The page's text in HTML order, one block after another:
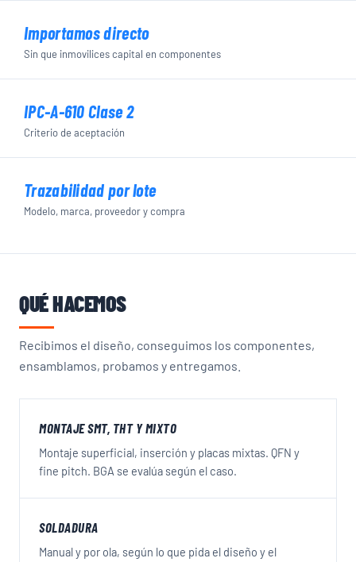
Importamos directo
Sin que inmovilices capital en componentes
IPC-A-610 Clase 2
Criterio de aceptación
Trazabilidad por lote
Modelo, marca, proveedor y compra
QUÉ HACEMOS
Recibimos el diseño, conseguimos los componentes,
ensamblamos, probamos y entregamos.
MONTAJE SMT, THT Y MIXTO
Montaje superficial, inserción y placas mixtas. QFN y
fine pitch. BGA se evalúa según el caso.
SOLDADURA
Manual y por ola, según lo que pida el diseño y el